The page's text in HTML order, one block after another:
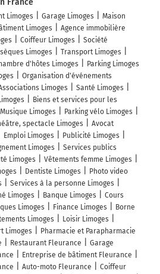
France
Limoges Garage Limoges
Maison
Limoges
Agence immobilière
Coiffeur Limoges
Société
Limoges
Transport Limoges
d'hôtes Limoges
Parking Limoges
Organisation d'événements
Limoges
Santé Limoges
Biens et services pour les
Musique Limoges
Parking vélo Limoges
spectacle Limoges
Avocat
Emploi Limoges
Publicité Limoges
Limoges
Services publics
Limoges
Vêtements femme Limoges
Dentiste Limoges
Photo video
Services à la personne Limoges
Limoges
Banque Limoges
Cours
Limoges
Finance Limoges
Borne
Limoges
Loisir Limoges
Limoges
Pharmacie et Parapharmacie
Restaurant Fleurance
Garage
Entreprise de bâtiment Fleurance
Auto-moto Fleurance
Coiffeur